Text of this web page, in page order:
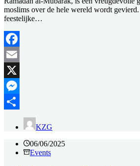
moslims over de hele wereld wordt
feestelijke…
Facebook
Email
X
Messenger
KZG
06/06/2025
Events